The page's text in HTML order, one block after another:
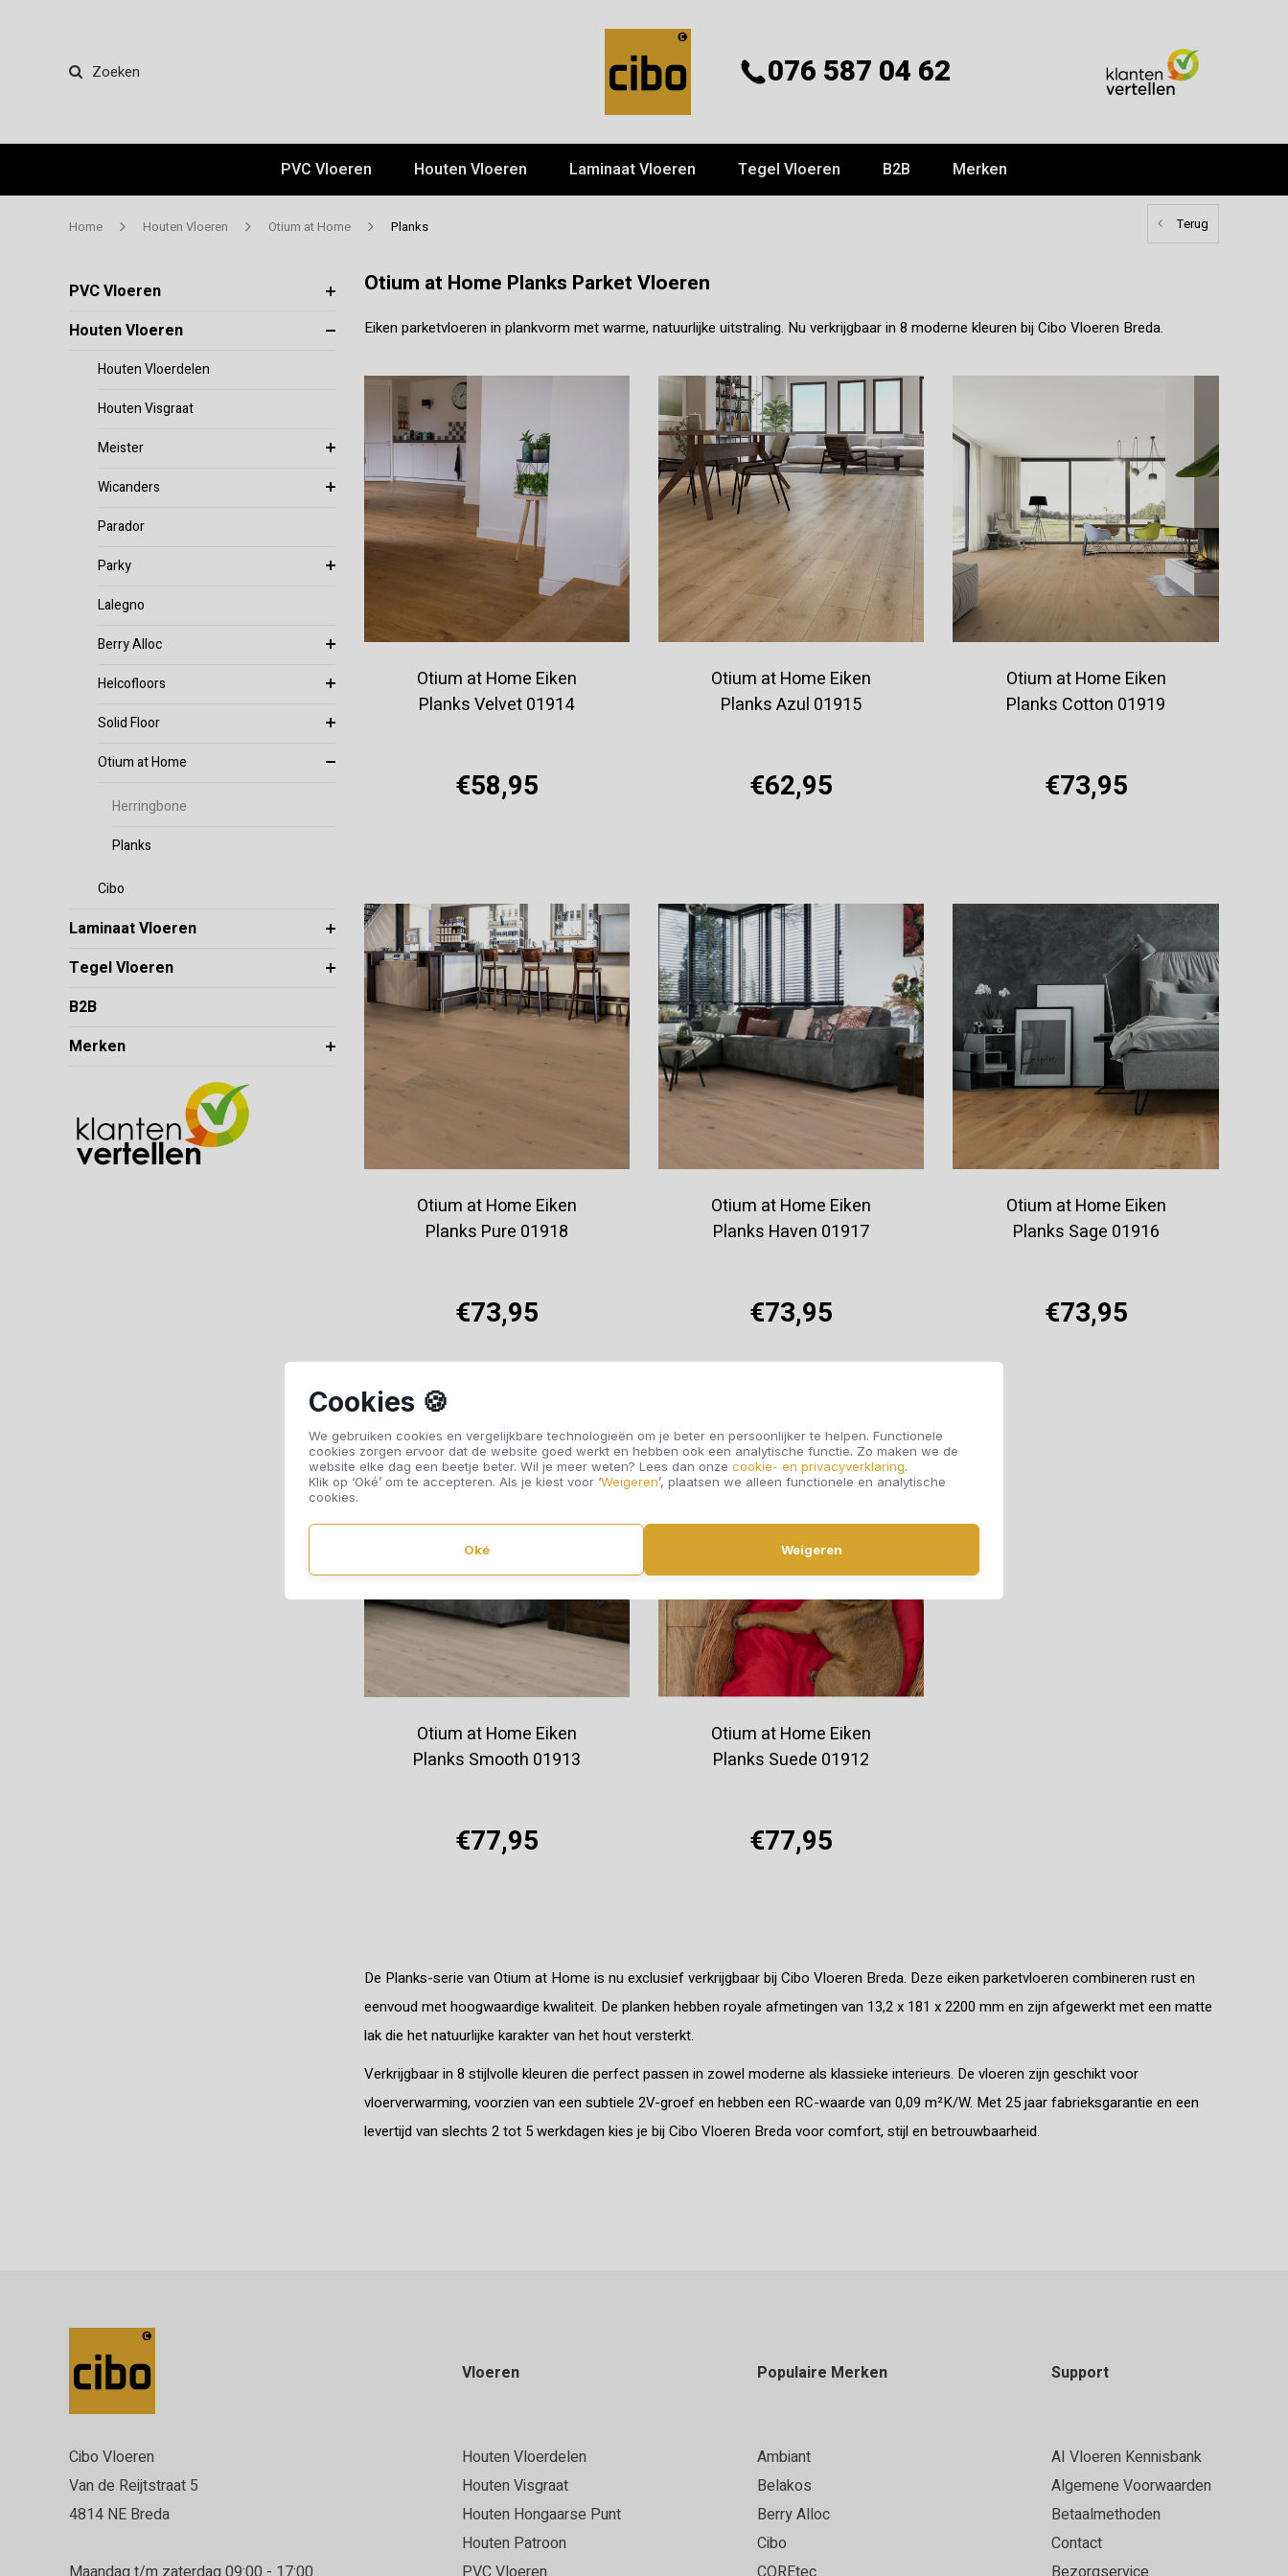
Cookies 🍪
We gebruiken cookies en vergelijkbare technologieën om je beter en persoonlijker te helpen. Functionele
cookies zorgen ervoor dat de website goed werkt en hebben ook een analytische functie. Zo maken we de
website elke dag een beetje beter. Wil je meer weten? Lees dan onze cookie- en privacyverklaring.
Klik op ‘Oké’ om te accepteren. Als je kiest voor ‘Weigeren’, plaatsen we alleen functionele en analytische
cookies.
Oké Weigeren
Zoeken 076 587 04 62
PVC Vloeren Houten Vloeren Laminaat Vloeren Tegel Vloeren B2B Merken
Home Houten Vloeren Otium at Home Planks Terug
PVC Vloeren
Houten Vloeren
Houten Vloerdelen
Houten Visgraat
Meister
Wicanders
Parador
Parky
Lalegno
Berry Alloc
Helcofloors
Solid Floor
Otium at Home
Herringbone
Planks
Cibo
Laminaat Vloeren
Tegel Vloeren
B2B
Merken
Otium at Home Planks Parket Vloeren
Eiken parketvloeren in plankvorm met warme, natuurlijke uitstraling. Nu verkrijgbaar in 8 moderne kleuren bij Cibo Vloeren Breda.
Otium at Home Eiken
Planks Velvet 01914
€58,95
Otium at Home Eiken
Planks Azul 01915
€62,95
Otium at Home Eiken
Planks Cotton 01919
€73,95
Otium at Home Eiken
Planks Pure 01918
€73,95
Otium at Home Eiken
Planks Haven 01917
€73,95
Otium at Home Eiken
Planks Sage 01916
€73,95
Otium at Home Eiken
Planks Smooth 01913
€77,95
Otium at Home Eiken
Planks Suede 01912
€77,95
De Planks-serie van Otium at Home is nu exclusief verkrijgbaar bij Cibo Vloeren Breda. Deze eiken parketvloeren combineren rust en
eenvoud met hoogwaardige kwaliteit. De planken hebben royale afmetingen van 13,2 x 181 x 2200 mm en zijn afgewerkt met een matte
lak die het natuurlijke karakter van het hout versterkt.
Verkrijgbaar in 8 stijlvolle kleuren die perfect passen in zowel moderne als klassieke interieurs. De vloeren zijn geschikt voor
vloerverwarming, voorzien van een subtiele 2V-groef en hebben een RC-waarde van 0,09 m²K/W. Met 25 jaar fabrieksgarantie en een
levertijd van slechts 2 tot 5 werkdagen kies je bij Cibo Vloeren Breda voor comfort, stijl en betrouwbaarheid.
Cibo Vloeren
Van de Reijtstraat 5
4814 NE Breda
Vloeren
Houten Vloerdelen
Houten Visgraat
Houten Hongaarse Punt
Houten Patroon
Populaire Merken
Ambiant
Belakos
Berry Alloc
Cibo
Support
AI Vloeren Kennisbank
Algemene Voorwaarden
Betaalmethoden
Contact